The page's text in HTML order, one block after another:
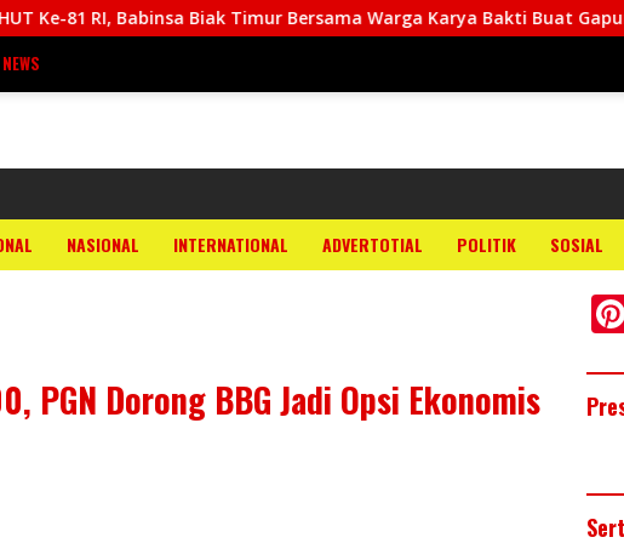
Biak Timur Bersama Warga Karya Bakti Buat Gapura
NASIONAL INTERNATIONAL ADVERTOTIAL POLITIK SOSIAL
PGN Dorong BBG Jadi Opsi Ekonomis